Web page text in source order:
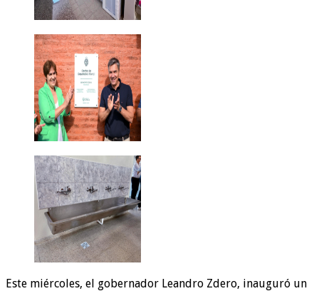
Este miércoles, el gobernador Leandro Zdero, inauguró un